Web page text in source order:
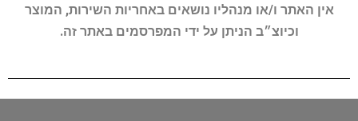
אין האתר ו/או מנהליו נושאים באחריות השירות, המוצר
וכיוצ״ב הניתן על ידי המפרסמים באתר זה.